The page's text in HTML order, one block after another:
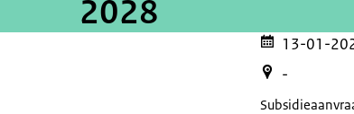
2028
13-01-
-